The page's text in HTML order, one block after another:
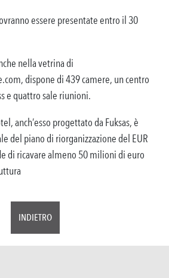
essere presentate entro il 30
nella vetrina di
dispone di 439 camere, un centro
e quattro sale riunioni.
anch’esso progettato da Fuksas, è
del piano di riorganizzazione del EUR
di ricavare almeno 50 milioni di euro
INDIETRO